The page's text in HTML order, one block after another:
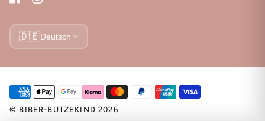
🇩🇪Deutsch
© BIBER-BUTZEKIND 2026